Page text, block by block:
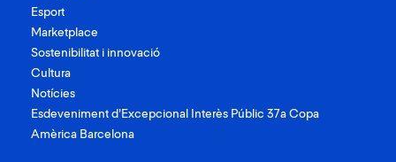
Esport
Marketplace
Sostenibilitat i innovació
Cultura
Notícies
Esdeveniment d’Excepcional Interès Públic 37a Copa
Amèrica Barcelona